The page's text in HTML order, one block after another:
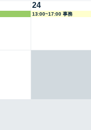
24
13:00~17:00 事務